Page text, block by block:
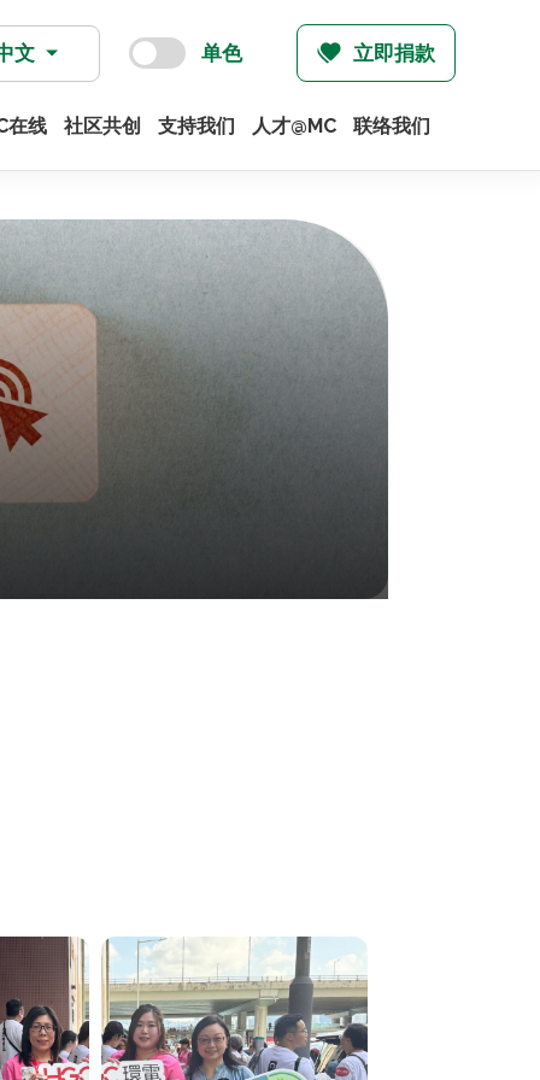
文 单色 立即捐款
在线 社区共创 支持我们 人才@MC 联络我们